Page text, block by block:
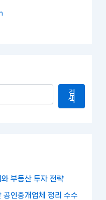
검
색
부동산 투자 전략
공인중개업체 정리 수수